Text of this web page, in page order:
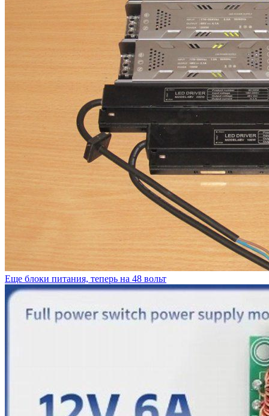
Еще блоки питания, теперь на 48 вольт